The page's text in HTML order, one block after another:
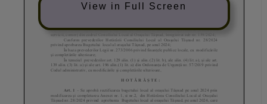
View in Full Screen